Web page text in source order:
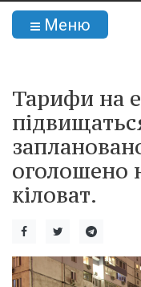
Меню
Тарифи на
оголошено
кіловат.